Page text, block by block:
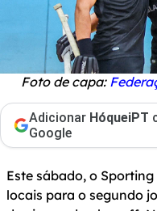
Foto de capa:
Adicionar HóqueiPT
Google
Este sábado, o
locais para o segundo